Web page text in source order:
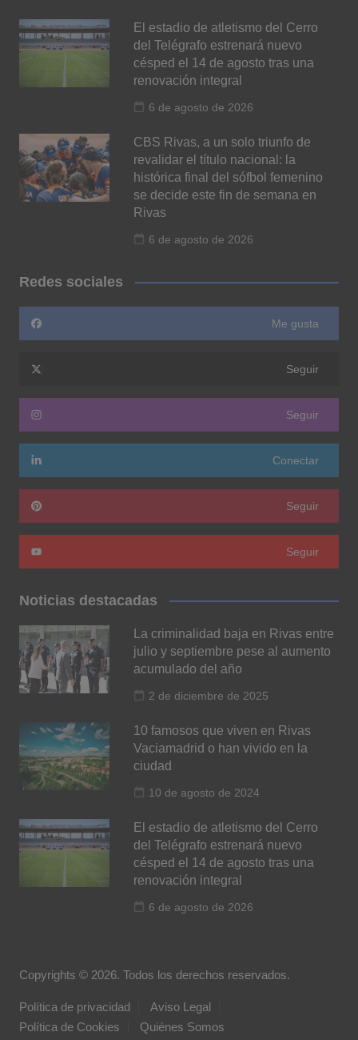
El estadio de atletismo del Cerro
del Telégrafo estrenará nuevo
césped el 14 de agosto tras una
renovación integral
6 de agosto de 2026
CBS Rivas, a un solo triunfo de
revalidar el título nacional: la
histórica final del sófbol femenino
se decide este fin de semana en
Rivas
6 de agosto de 2026
Redes sociales
Me gusta
Seguir
Seguir
Conectar
Seguir
Seguir
Noticias destacadas
La criminalidad baja en Rivas entre
julio y septiembre pese al aumento
acumulado del año
2 de diciembre de 2025
10 famosos que viven en Rivas
Vaciamadrid o han vivido en la
ciudad
10 de agosto de 2024
El estadio de atletismo del Cerro
del Telégrafo estrenará nuevo
césped el 14 de agosto tras una
renovación integral
6 de agosto de 2026
Copyrights © 2026. Todos los derechos reservados.
Política de privacidad
Aviso Legal
Política de Cookies
Quiénes Somos